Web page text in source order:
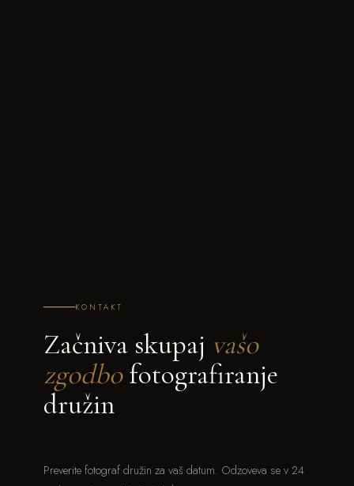
KONTAKT
Začniva skupaj vašo
zgodbofotografiranje
družin
Preverite fotograf družin za vaš datum. Odzoveva se v 24